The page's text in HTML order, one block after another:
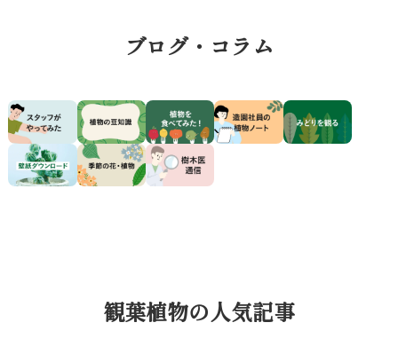
ブログ・コラム
観葉植物の人気記事